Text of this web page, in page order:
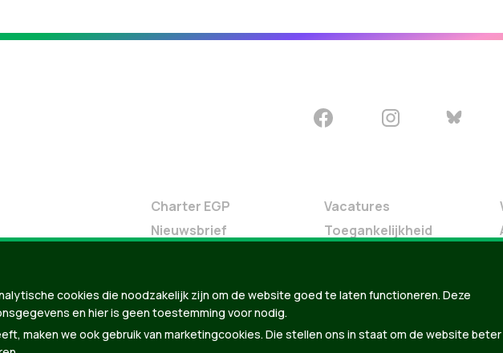
Charter EGP
Nieuwsbrief
Groen in je buurt
Meldpunt
Vacatures
Toegankelijkheid
cookies die noodzakelijk zijn om de website goed te laten functioneren. Deze
en hier is geen toestemming voor nodig.
maken we ook gebruik van marketingcookies. Die stellen ons in staat om de website beter